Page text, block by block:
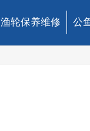
渔轮保养维修 公